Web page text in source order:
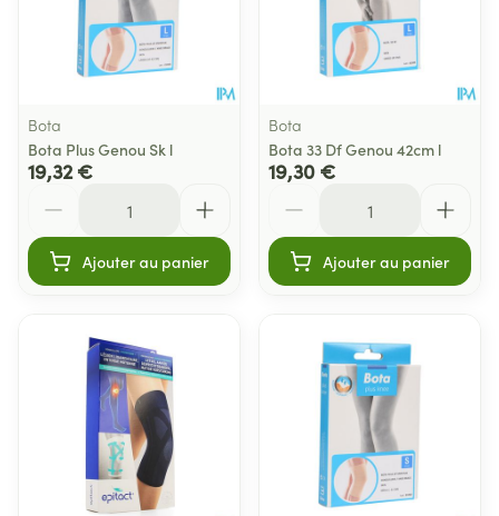
Bota
Bota Plus Genou Sk l
19,32 €
Ajouter au panier
Bota
Bota 33 Df Genou 42cm l
19,30 €
Ajouter au panier